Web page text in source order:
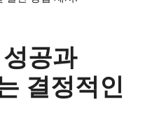
공과
결정적인